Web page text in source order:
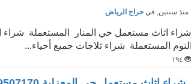
منذ سنتين, فيحراج الرياض
شراء اثاث مستعمل حي المنار المستعملة شراء
النوم المستعملة شراء ثلاجات جميع أحياء...
١٩٤